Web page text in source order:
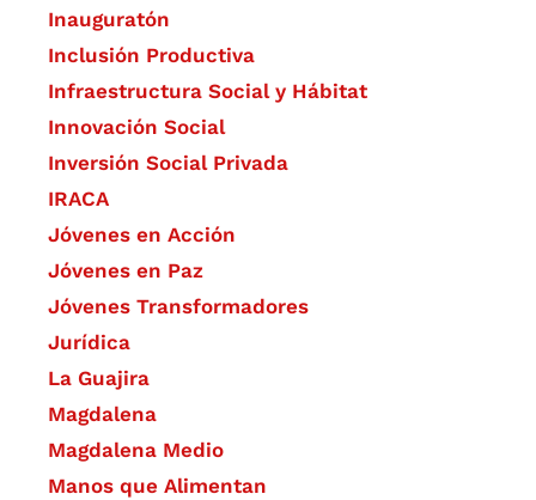
Inauguratón
Inclusión Productiva
Infraestructura Social y Hábitat
​Innovación Social
Inversión Social Privada
IRACA
Jóvenes en Acción
Jóvenes en Paz
Jóvenes Transformadores
Jurídica
La Guajira
Magdalena
Magdalena Medio
Manos que Alimentan